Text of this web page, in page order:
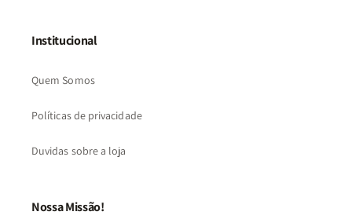
Institucional
Quem Somos
Políticas de privacidade
Duvidas sobre a loja
Nossa Missão!